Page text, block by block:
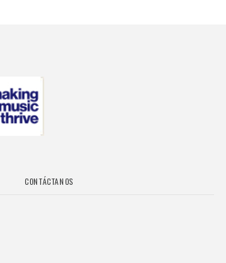
CONTÁCTANOS